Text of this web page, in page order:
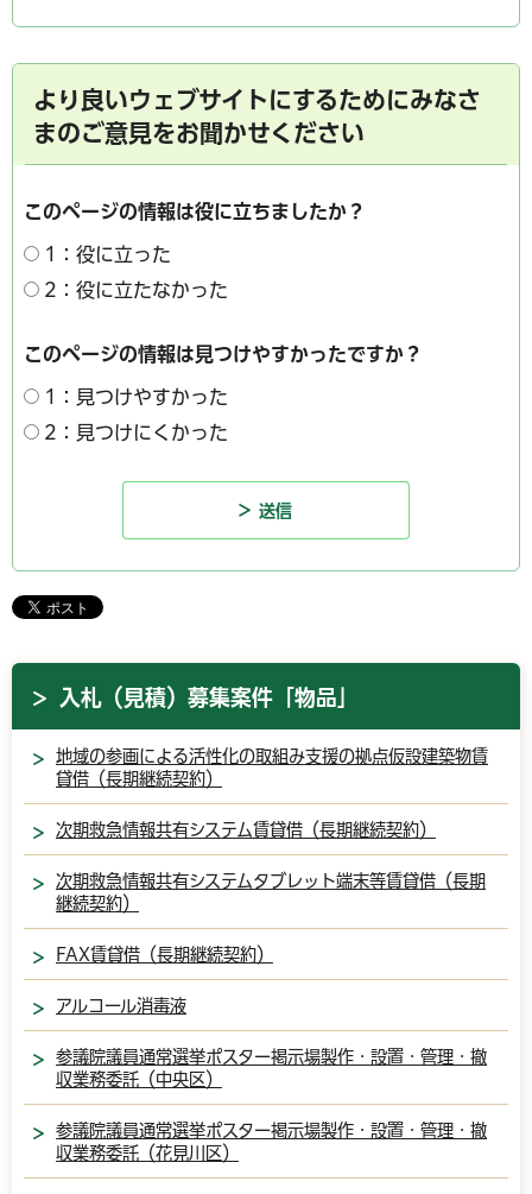
より良いウェブサイトにするためにみなさ
まのご意見をお聞かせください
このページの情報は役に立ちましたか？
1：役に立った
2：役に立たなかった
このページの情報は見つけやすかったですか？
1：見つけやすかった
2：見つけにくかった
入札（見積）募集案件「物品」
地域の参画による活性化の取組み支援の拠点仮設建築物賃
貸借（長期継続契約）
次期救急情報共有システム賃貸借（長期継続契約）
次期救急情報共有システムタブレット端末等賃貸借（長期
継続契約）
FAX賃貸借（長期継続契約）
アルコール消毒液
参議院議員通常選挙ポスター掲示場製作・設置・管理・撤
収業務委託（中央区）
参議院議員通常選挙ポスター掲示場製作・設置・管理・撤
収業務委託（花見川区）